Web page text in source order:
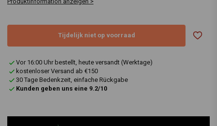
Tijdelijk niet op voorraad
Vor 16:00 Uhr bestellt, heute versandt (Werktage)
kostenloser Versand ab €150
30 Tage Bedenkzeit, einfache Rückgabe
Kunden geben uns eine 9.2/10